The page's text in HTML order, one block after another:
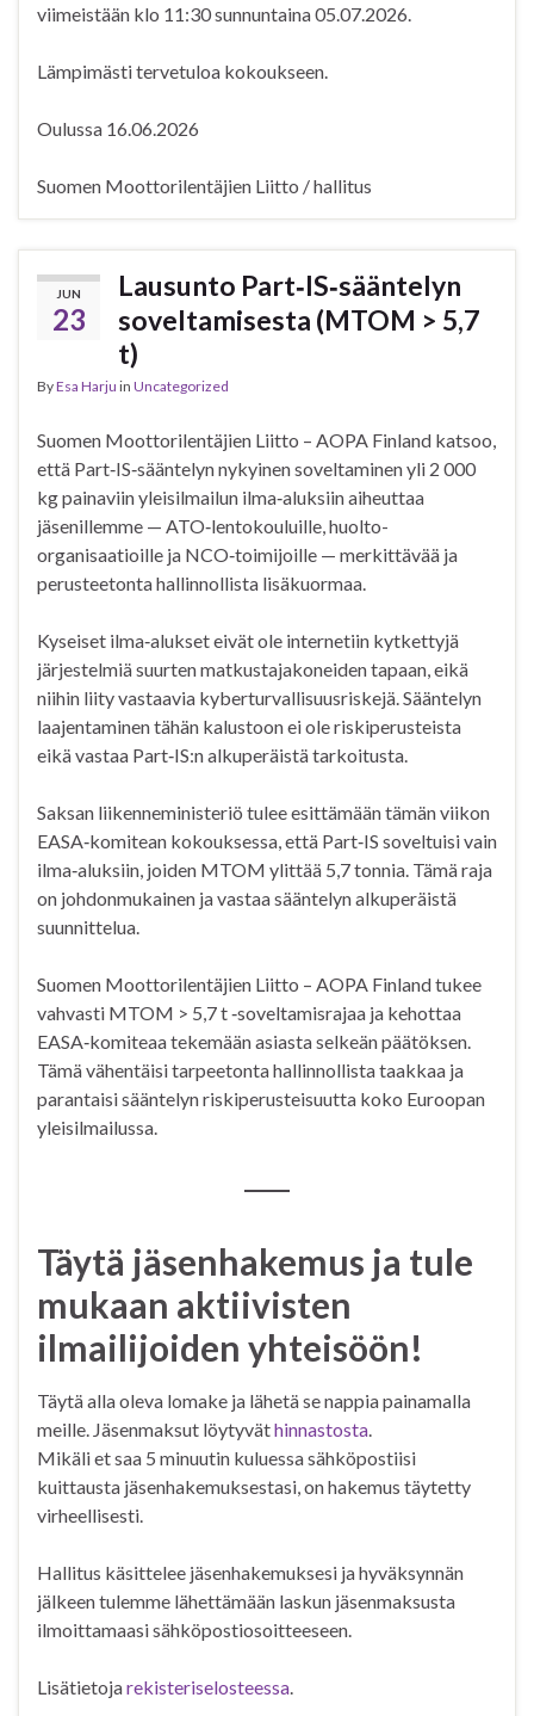
viimeistään klo 11:30 sunnuntaina 05.07.2026.
Lämpimästi tervetuloa kokoukseen.
Oulussa 16.06.2026
Suomen Moottorilentäjien Liitto / hallitus
JUN
23
Lausunto Part‑IS‑sääntelyn
soveltamisesta (MTOM > 5,7
t)
ByEsa Harju in Uncategorized
Suomen Moottorilentäjien Liitto – AOPA Finland katsoo,
että Part‑IS‑sääntelyn nykyinen soveltaminen yli 2 000
kg painaviin yleisilmailun ilma‑aluksiin aiheuttaa
jäsenillemme — ATO‑lentokouluille, huolto-
organisaatioille ja NCO‑toimijoille — merkittävää ja
perusteetonta hallinnollista lisäkuormaa.
Kyseiset ilma‑alukset eivät ole internetiin kytkettyjä
järjestelmiä suurten matkustajakoneiden tapaan, eikä
niihin liity vastaavia kyberturvallisuusriskejä. Sääntelyn
laajentaminen tähän kalustoon ei ole riskiperusteista
eikä vastaa Part‑IS:n alkuperäistä tarkoitusta.
Saksan liikenneministeriö tulee esittämään tämän viikon
EASA‑komitean kokouksessa, että Part‑IS soveltuisi vain
ilma‑aluksiin, joiden MTOM ylittää 5,7 tonnia. Tämä raja
on johdonmukainen ja vastaa sääntelyn alkuperäistä
suunnittelua.
Suomen Moottorilentäjien Liitto – AOPA Finland tukee
vahvasti MTOM > 5,7 t ‑soveltamisrajaa ja kehottaa
EASA‑komiteaa tekemään asiasta selkeän päätöksen.
Tämä vähentäisi tarpeetonta hallinnollista taakkaa ja
parantaisi sääntelyn riskiperusteisuutta koko Euroopan
yleisilmailussa.
Täytä jäsenhakemus ja tule
mukaan aktiivisten
ilmailijoiden yhteisöön!
Täytä alla oleva lomake ja lähetä se nappia painamalla
meille. Jäsenmaksut löytyväthinnastosta.
Mikäli et saa 5 minuutin kuluessa sähköpostiisi
kuittausta jäsenhakemuksestasi, on hakemus täytetty
virheellisesti.
Hallitus käsittelee jäsenhakemuksesi ja hyväksynnän
jälkeen tulemme lähettämään laskun jäsenmaksusta
ilmoittamaasi sähköpostiosoitteeseen.
Lisätietojarekisteriselosteessa.